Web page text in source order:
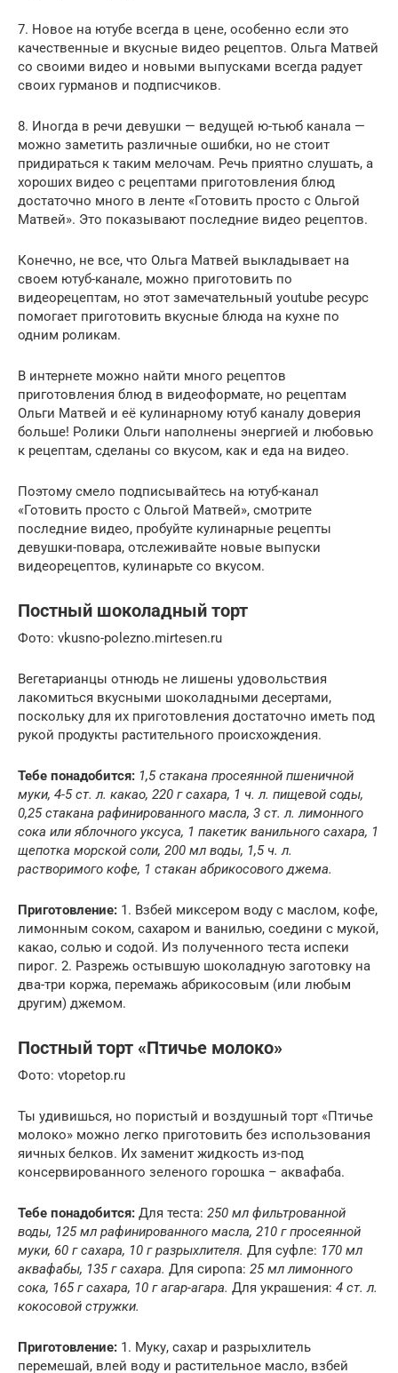
7. Новое на ютубе всегда в цене, особенно если это
качественные и вкусные видео рецептов. Ольга Матвей
со своими видео и новыми выпусками всегда радует
своих гурманов и подписчиков.
8. Иногда в речи девушки — ведущей ю-тьюб канала —
можно заметить различные ошибки, но не стоит
придираться к таким мелочам. Речь приятно слушать, а
хороших видео с рецептами приготовления блюд
достаточно много в ленте «Готовить просто с Ольгой
Матвей». Это показывают последние видео рецептов.
Конечно, не все, что Ольга Матвей выкладывает на
своем ютуб-канале, можно приготовить по
видеорецептам, но этот замечательный youtube ресурс
помогает приготовить вкусные блюда на кухне по
одним роликам.
В интернете можно найти много рецептов
приготовления блюд в видеоформате, но рецептам
Ольги Матвей и её кулинарному ютуб каналу доверия
больше! Ролики Ольги наполнены энергией и любовью
к рецептам, сделаны со вкусом, как и еда на видео.
Поэтому смело подписывайтесь на ютуб-канал
«Готовить просто с Ольгой Матвей», смотрите
последние видео, пробуйте кулинарные рецепты
девушки-повара, отслеживайте новые выпуски
видеорецептов, кулинарьте со вкусом.
Постный шоколадный торт
Фото: vkusno-polezno.mirtesen.ru
Вегетарианцы отнюдь не лишены удовольствия
лакомиться вкусными шоколадными десертами,
поскольку для их приготовления достаточно иметь под
рукой продукты растительного происхождения.
Тебе понадобится: 1,5 стакана просеянной пшеничной
муки, 4-5 ст. л. какао, 220 г сахара, 1 ч. л. пищевой соды,
0,25 стакана рафинированного масла, 3 ст. л. лимонного
сока или яблочного уксуса, 1 пакетик ванильного сахара, 1
щепотка морской соли, 200 мл воды, 1,5 ч. л.
растворимого кофе, 1 стакан абрикосового джема.
Приготовление: 1. Взбей миксером воду с маслом, кофе,
лимонным соком, сахаром и ванилью, соедини с мукой,
какао, солью и содой. Из полученного теста испеки
пирог. 2. Разрежь остывшую шоколадную заготовку на
два-три коржа, перемажь абрикосовым (или любым
другим) джемом.
Постный торт «Птичье молоко»
Фото: vtopetop.ru
Ты удивишься, но пористый и воздушный торт «Птичье
молоко» можно легко приготовить без использования
яичных белков. Их заменит жидкость из-под
консервированного зеленого горошка – аквафаба.
Тебе понадобится: Для теста: 250 мл фильтрованной
воды, 125 мл рафинированного масла, 210 г просеянной
муки, 60 г сахара, 10 г разрыхлителя. Для суфле: 170 мл
аквафабы, 135 г сахара. Для сиропа: 25 мл лимонного
сока, 165 г сахара, 10 г агар-агара. Для украшения: 4 ст. л.
кокосовой стружки.
Приготовление: 1. Муку, сахар и разрыхлитель
перемешай, влей воду и растительное масло, взбей